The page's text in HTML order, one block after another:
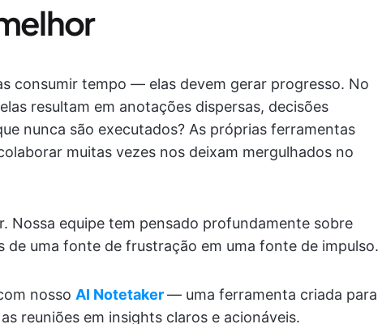
consumir tempo — elas devem gerar progresso. No
resultam em anotações dispersas, decisões
nunca são executados? As próprias ferramentas
muitas vezes nos deixam mergulhados no
Nossa equipe tem pensado profundamente sobre
de uma fonte de frustração em uma fonte de impulso.
nosso AI Notetaker— uma ferramenta criada para
reuniões em insights claros e acionáveis.